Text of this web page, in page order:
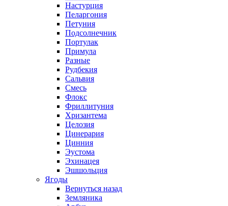
Настурция
Пеларгония
Петуния
Подсолнечник
Портулак
Примула
Разные
Рудбекия
Сальвия
Смесь
Флокс
Фриллитуния
Хризантема
Целозия
Цинерария
Цинния
Эустома
Эхинацея
Эшшольция
Ягоды
Вернуться назад
Земляника